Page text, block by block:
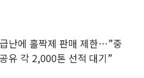
난에 홀짝제 판매 제한…”중
유 각 2,000톤 선적 대기”